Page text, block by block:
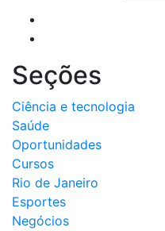
Seções
Ciência e tecnologia
Saúde
Oportunidades
Cursos
Rio de Janeiro
Esportes
Negócios